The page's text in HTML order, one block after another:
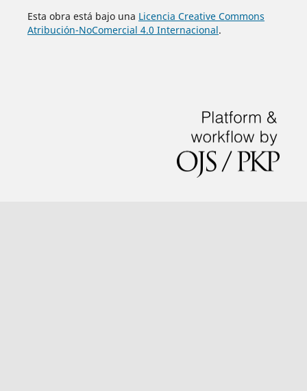
Esta obra está bajo una Licencia Creative Commons
Atribución-NoComercial 4.0 Internacional.